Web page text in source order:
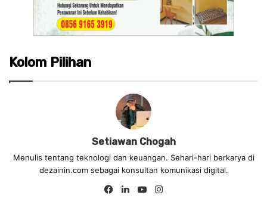
Kolom Pilihan
Setiawan Chogah
Menulis tentang teknologi dan keuangan. Sehari-hari berkarya di
dezainin.com sebagai konsultan komunikasi digital.
Fa
Lin
Yo